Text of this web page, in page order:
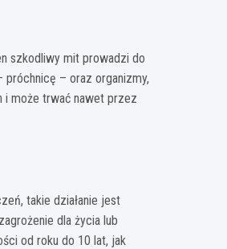
szkodliwy mit prowadzi do
– oraz organizmy,
i może trwać nawet przez
takie działanie jest
dla życia lub
od roku do 10 lat, jak